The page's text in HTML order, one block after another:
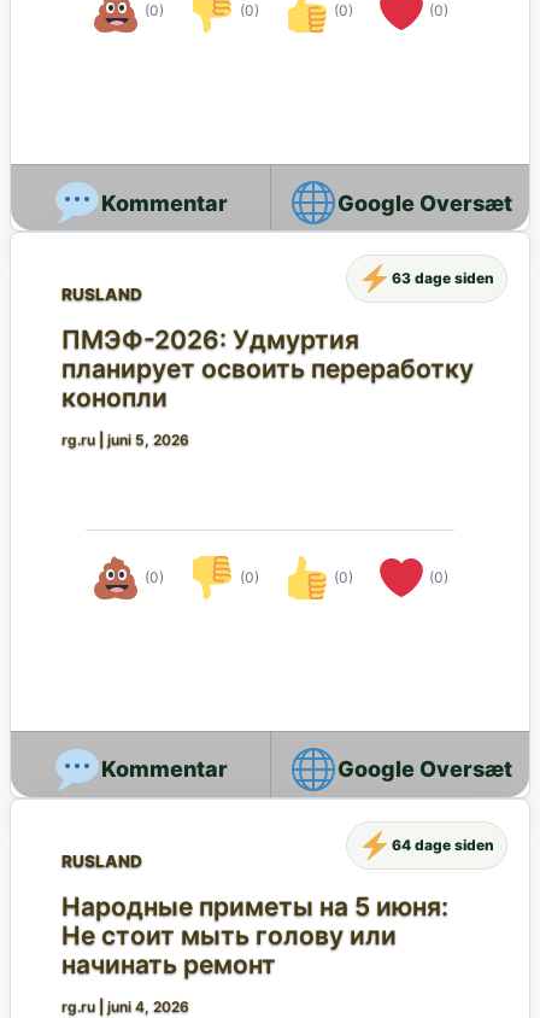
(0) (0) (0) (0)
Google Oversæt
RUSLAND
ПМЭФ-2026: Удмуртия
планирует освоить переработку
конопли
rg.ru juni 5, 2026
(0) (0) (0) (0)
63 dage siden
Google Oversæt
RUSLAND
Народные приметы на 5 июня:
Не стоит мыть голову или
начинать ремонт
rg.ru juni 4, 2026
64 dage siden